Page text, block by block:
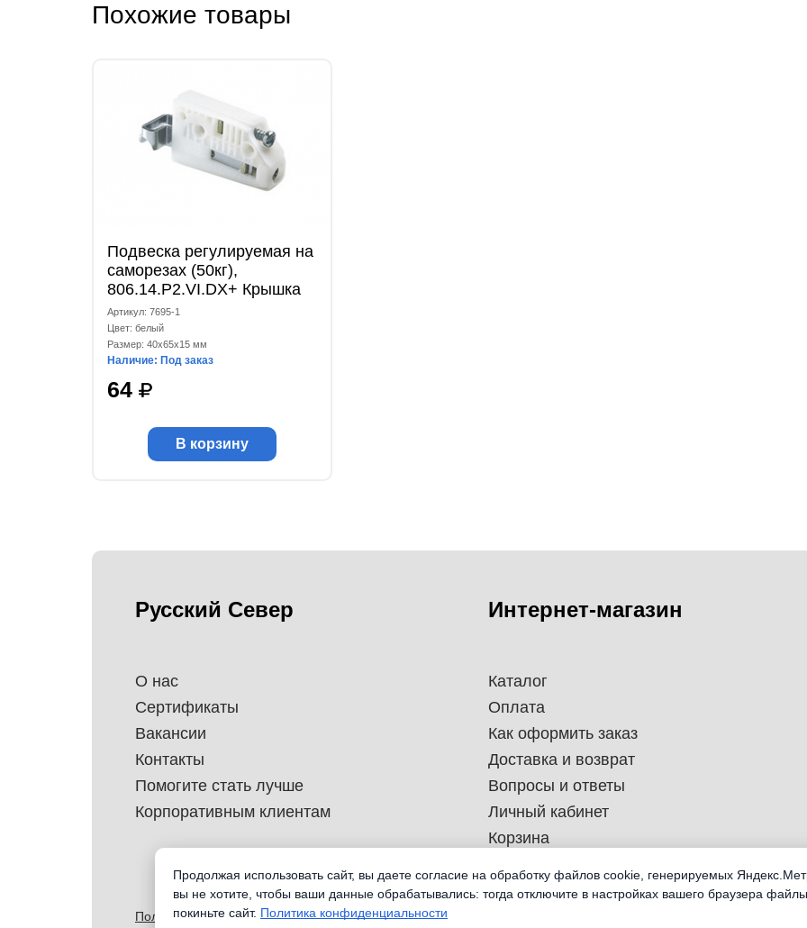
Похожие товары
Подвеска регулируемая на
саморезах (50кг),
806.14.Р2.VI.DX+ Крышка
806.00.01.DX белая правая
CAMAR
Артикул: 7695-1
Цвет: белый
Размер: 40x65x15 мм
Наличие: Под заказ
64
В корзину
Русский Север
О нас
Сертификаты
Вакансии
Контакты
Помогите стать лучше
Корпоративным клиентам
Интернет-магазин
Каталог
Оплата
Как оформить заказ
Доставка и возврат
Вопросы и ответы
Личный кабинет
Корзина
Политика обработки перснональных данных
Продолжая использовать сайт, вы даете согласие на обработку файлов cookie, генерируемых
вы не хотите, чтобы ваши данные обрабатывались: тогда отключите в настройках вашего браузера
покиньте сайт. Политика конфиденциальности